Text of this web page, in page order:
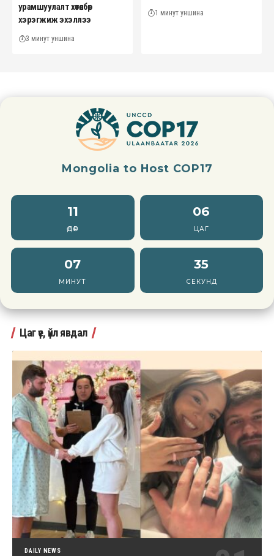
урамшуулалт хөтөлбөр
хэрэгжиж эхэллээ
3 минут уншина
1 минут уншина
Mongolia to Host COP17
11
ӨДӨР
06
ЦАГ
07
МИНУТ
34
СЕКУНД
Цаг үе, үйл явдал
DAILY NEWS